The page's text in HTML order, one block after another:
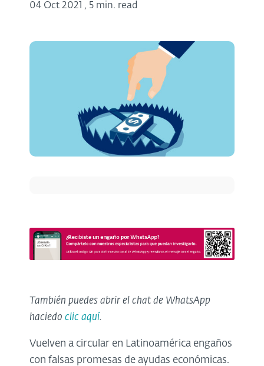
04 Oct 2021 , 5 min. read
También puedes abrir el chat de WhatsApp
haciedo clic aquí.
Vuelven a circular en Latinoamérica engaños
con falsas promesas de ayudas económicas.